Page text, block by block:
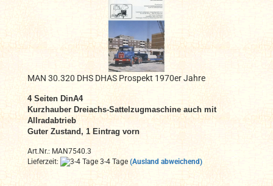
MAN 30.320 DHS DHAS Prospekt 1970er Jahre
4 Seiten DinA4
Kurzhauber Dreiachs-Sattelzugmaschine auch mit
Allradabtrieb
Guter Zustand, 1 Eintrag vorn
Art.Nr.: MAN7540.3
Lieferzeit:
3-4 Tage (Ausland abweichend)